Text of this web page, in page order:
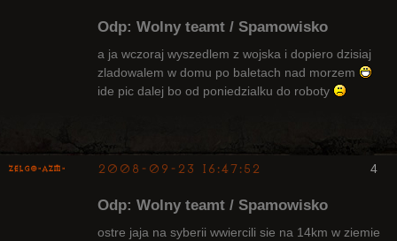
Odp: Wolny teamt / Spamowisko
a ja wczoraj wyszedlem z wojska i dopiero dzisiaj
zladowalem w domu po baletach nad morzem
ide pic dalej bo od poniedzialku do roboty
4
ZelgO-AZM- 2008-09-23 16:47:52
Odp: Wolny teamt / Spamowisko
ostre jaja na syberii wwiercili sie na 14km w ziemie